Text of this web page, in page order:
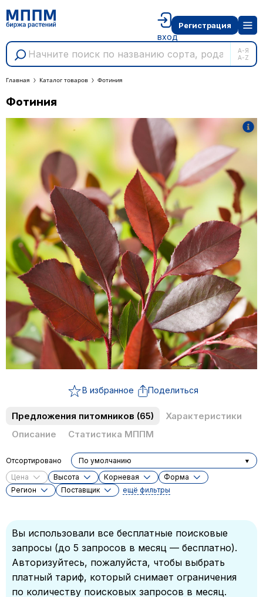
А-Я
A-Z
вход
Регистрация
Главная Каталог товаров Фотиния
Фотиния
В избранное Поделиться
Предложения питомников (65)
Характеристики
Описание
Статистика МППМ
Цена Высота Корневая
Форма
Регион
Поставщик ещё фильтры
Отсортировано По умолчанию
Вы использовали все бесплатные поисковые
запросы (до 5 запросов в месяц — бесплатно).
Авторизуйтесь, пожалуйста, чтобы выбрать
платный тариф, который снимает ограничения
по количеству поисковых запросов в месяц.